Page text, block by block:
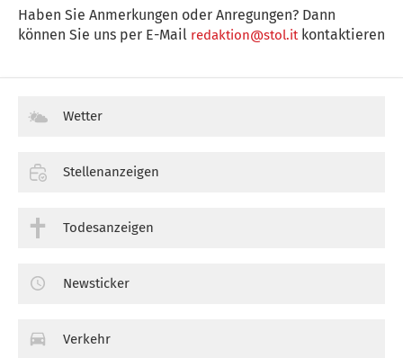
Haben Sie Anmerkungen oder Anregungen? Dann
können Sie uns per E-Mail redaktion@stol.itkontaktieren
Wetter
Stellenanzeigen
Todesanzeigen
Newsticker
Verkehr